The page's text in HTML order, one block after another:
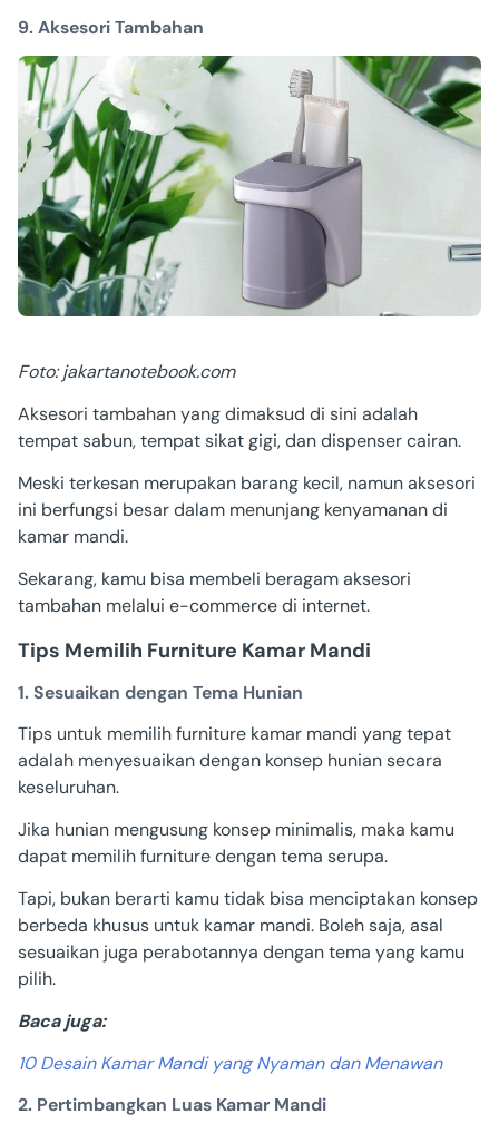
9. Aksesori Tambahan
Foto: jakartanotebook.com
Aksesori tambahan yang dimaksud di sini adalah
tempat sabun, tempat sikat gigi, dan dispenser cairan.
Meski terkesan merupakan barang kecil, namun aksesori
ini berfungsi besar dalam menunjang kenyamanan di
kamar mandi.
Sekarang, kamu bisa membeli beragam aksesori
tambahan melalui e-commerce di internet.
Tips Memilih Furniture Kamar Mandi
1. Sesuaikan dengan Tema Hunian
Tips untuk memilih furniture kamar mandi yang tepat
adalah menyesuaikan dengan konsep hunian secara
keseluruhan.
Jika hunian mengusung konsep minimalis, maka kamu
dapat memilih furniture dengan tema serupa.
Tapi, bukan berarti kamu tidak bisa menciptakan konsep
berbeda khusus untuk kamar mandi. Boleh saja, asal
sesuaikan juga perabotannya dengan tema yang kamu
pilih.
Baca juga:
10 Desain Kamar Mandi yang Nyaman dan Menawan
2. Pertimbangkan Luas Kamar Mandi